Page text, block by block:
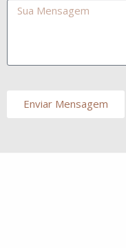
Enviar Mensagem